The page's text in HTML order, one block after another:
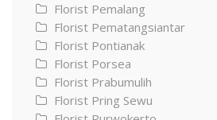
Florist Pemalang
Florist Pematangsiantar
Florist Pontianak
Florist Porsea
Florist Prabumulih
Florist Pring Sewu